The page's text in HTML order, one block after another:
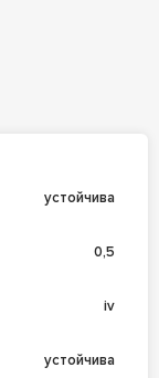
устойчива
0,5
iv
устойчива